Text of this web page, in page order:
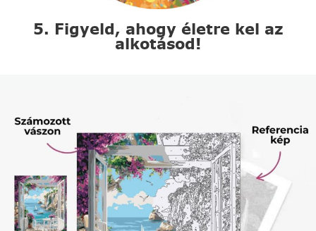
5. Figyeld, ahogy életre kel az
alkotásod!